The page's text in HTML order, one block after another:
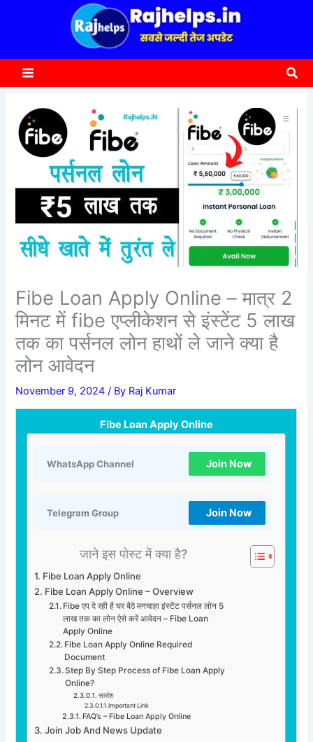
Fibe Loan Apply Online – मात्र 2
मिनट में fibe एप्लीकेशन से इंस्टेंट 5 लाख
तक का पर्सनल लोन हाथों ले जाने क्या है
लोन आवेदन
November 9, 2024/ By Raj Kumar
Fibe Loan Apply Online
WhatsApp Channel Join Now
Telegram Group Join Now
जाने इस पोस्ट में क्या है?
Fibe Loan Apply Online
Fibe Loan Apply Online – Overview
Fibe एप दे रही है घर बैठे मनचाहा इंस्टेंट पर्सनल लोन 5
लाख तक का लोन ऐसे करें आवेदन – Fibe Loan
Apply Online
Fibe Loan Apply Online Required
Document
Step By Step Process of Fibe Loan Apply
Online?
सारांश
Important Link
FAQ’s – Fibe Loan Apply Online
Join Job And News Update
c